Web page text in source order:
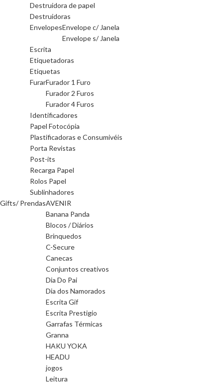
Destruidora de papel
Destruidoras
EnvelopesEnvelope c/ Janela
Envelope s/ Janela
Escrita
Etiquetadoras
Etiquetas
FurarFurador 1 Furo
Furador 2 Furos
Furador 4 Furos
Identificadores
Papel Fotocópia
Plastificadoras e Consumivéis
Porta Revistas
Post-its
Recarga Papel
Rolos Papel
Sublinhadores
Gifts/ PrendasAVENIR
Banana Panda
Blocos / Diários
Brinquedos
C-Secure
Canecas
Conjuntos creativos
Dia Do Pai
Dia dos Namorados
Escrita Gif
Escrita Prestigio
Garrafas Térmicas
Granna
HAKU YOKA
HEADU
jogos
Leitura